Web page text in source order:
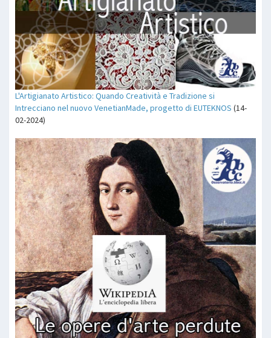
L'Artigianato Artistico: Quando Creatività e Tradizione si
Intrecciano nel nuovo VenetianMade, progetto di EUTEKNOS (14-
02-2024)